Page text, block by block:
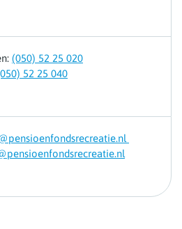
(050) 52 25 020
52 25 040